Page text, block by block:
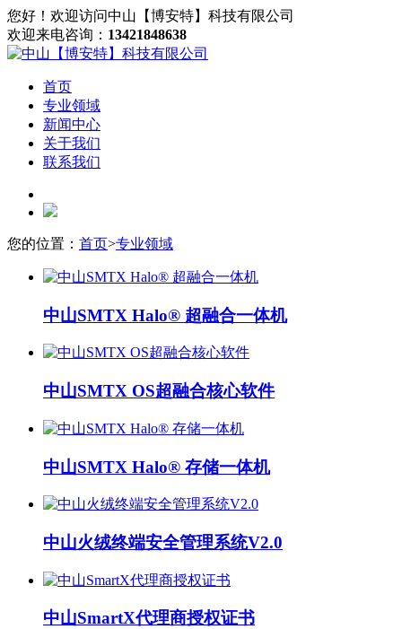
您好！欢迎访问中山【博安特】科技有限公司
欢迎来电咨询： 13421848638
首页
专业领域
新闻中心
关于我们
联系我们
您的位置： 首页>专业领域
中山SMTX Halo® 超融合一体机
中山SMTX OS超融合核心软件
中山SMTX Halo® 存储一体机
中山火绒终端安全管理系统V2.0
中山SmartX代理商授权证书